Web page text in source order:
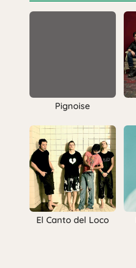
Pignoise
El Canto del Loco